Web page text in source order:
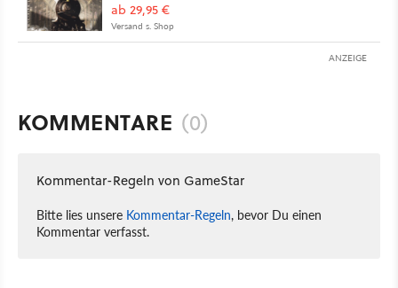
ab 29,95 €
Versand s. Shop
ANZEIGE
KOMMENTARE (0)
Kommentar-Regeln von GameStar
Bitte lies unsere Kommentar-Regeln, bevor Du einen
Kommentar verfasst.